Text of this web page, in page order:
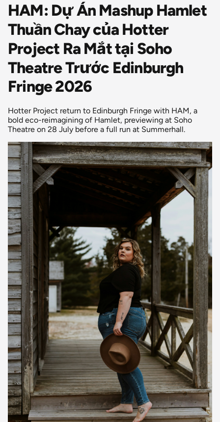
HAM: Dự Án Mashup Hamlet
Thuần Chay của Hotter
Project Ra Mắt tại Soho
Theatre Trước Edinburgh
Fringe 2026
Hotter Project return to Edinburgh Fringe with HAM, a
bold eco-reimagining of Hamlet, previewing at Soho
Theatre on 28 July before a full run at Summerhall.